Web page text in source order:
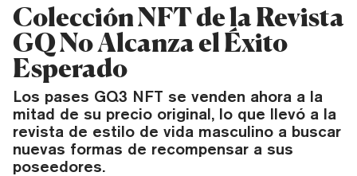
Colección NFT de la Revista
GQ No Alcanza el Éxito
Esperado
Los pases GQ3 NFT se venden ahora a la
mitad de su precio original, lo que llevó a la
revista de estilo de vida masculino a buscar
nuevas formas de recompensar a sus
poseedores.